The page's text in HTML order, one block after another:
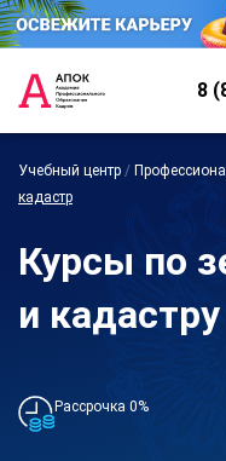
8
Учебный центр /
кадастр
Курсы по
и
Рассрочка 0%